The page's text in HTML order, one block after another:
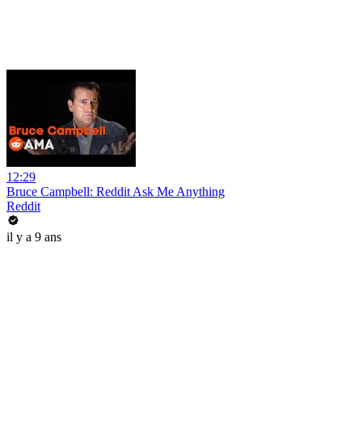
12:29
Bruce Campbell: Reddit Ask Me Anything
Reddit
il y a 9 ans